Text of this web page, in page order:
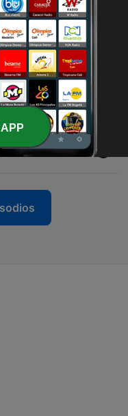
- Día 39
- Día 38
- Día 37
- Día 36